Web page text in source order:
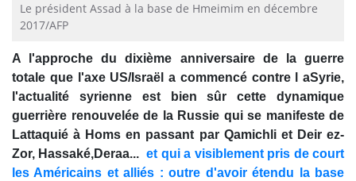
Le président Assad à la base de Hmeimim en décembre
2017/AFP
A l'approche du dixième anniversaire de la guerre
totale que l'axe US/Israël a commencé contre l aSyrie,
l'actualité syrienne est bien sûr cette dynamique
guerrière renouvelée de la Russie qui se manifeste de
Lattaquié à Homs en passant par Qamichli et Deir ez-
Zor, Hassaké,Deraa... et qui a visiblement pris de court
les Américains et alliés : outre d'avoir étendu la base